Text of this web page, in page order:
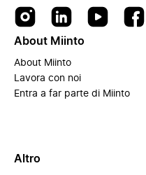
About Miinto
About Miinto
Lavora con noi
Entra a far parte di Miinto
Altro